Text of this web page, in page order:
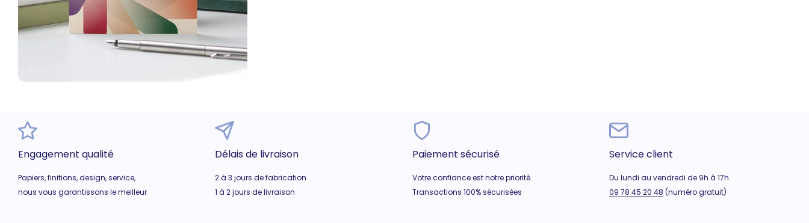
Engagement qualité
Papiers, finitions, design, service,
nous vous garantissons le meilleur
Délais de livraison
2 à 3 jours de fabrication
1 à 2 jours de livraison
Paiement sécurisé
Votre confiance est notre priorité.
Transactions 100% sécurisées
Service client
Du lundi au vendredi de 9h à 17h.
09 78 45 20 48 (numéro gratuit)